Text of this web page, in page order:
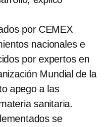
por CEMEX
nacionales e
por expertos en
Mundial de la
apego a las
sanitaria.
se